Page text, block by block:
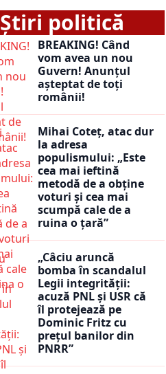
Știri politică
BREAKING! Când
vom avea un nou
Guvern! Anunțul
așteptat de toți
românii!
Mihai Coteț, atac dur
la adresa
populismului: „Este
cea mai ieftină
metodă de a obține
voturi și cea mai
scumpă cale de a
ruina o țară”
„Câciu aruncă
bomba în scandalul
Legii integrității:
acuză PNL și USR că
îl protejează pe
Dominic Fritz cu
prețul banilor din
PNRR”